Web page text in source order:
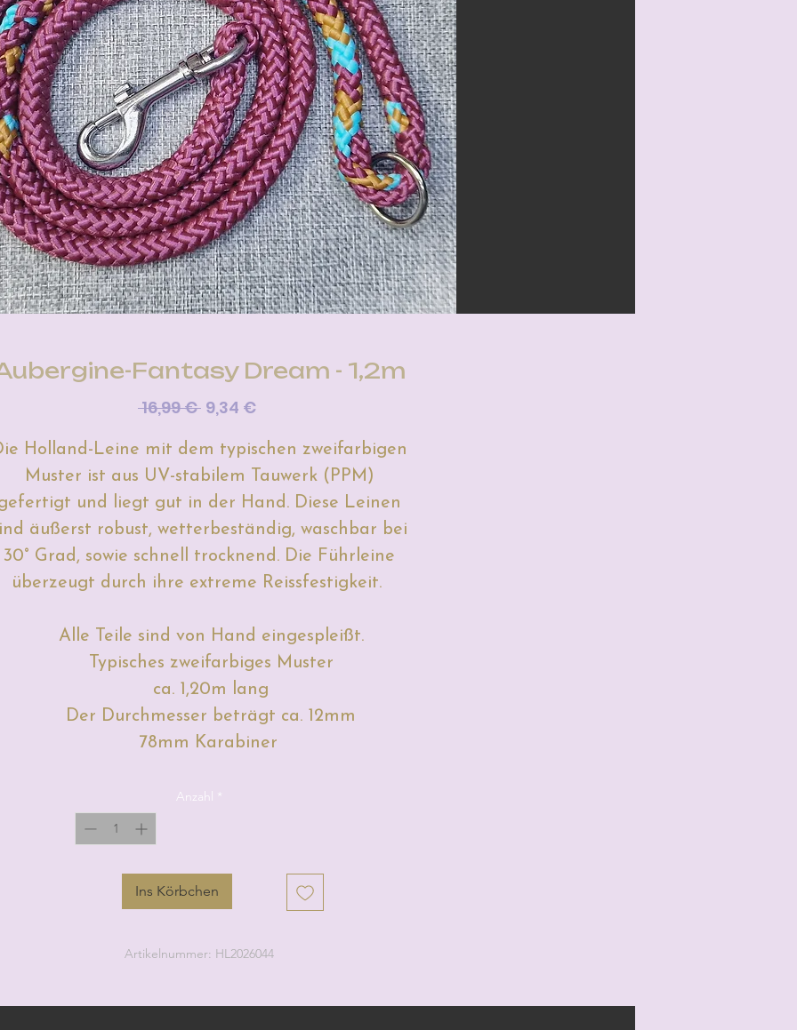
Fantasy Dream - 1,2m
16,99 € Standardpreis
9,34 €Sale-
Holland-Leine mit dem typischen zweifarbigen
Muster ist aus UV-stabilem Tauwerk (PPM)
und liegt gut in der Hand. Diese Leinen
äußerst robust, wetterbeständig, waschbar bei
30° Grad, sowie schnell trocknend. Die Führleine
überzeugt durch ihre extreme Reissfestigkeit.
Alle Teile sind von Hand eingespleißt.
Typisches zweifarbiges Muster
ca. 1,20m lang
Der Durchmesser beträgt ca. 12mm
78mm Karabiner
Anzahl *
Ins Körbchen
Artikelnummer: HL2026044